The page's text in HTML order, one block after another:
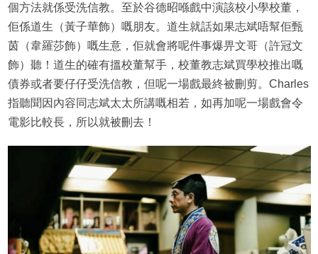
個方法就係受洗信教。至於谷德昭喺戲中演該校小學校董，
佢係道生（黃子華飾）嘅朋友。道生就話如果志斌唔幫佢甄
茵（韋羅莎飾）嘅生意，佢就會將呢件事爆畀文哥（許冠文
飾）聽！道生的確有搵校董幫手，校董教志斌買學校推出嘅
債券或者要仔仔受洗信教，但呢一場戲最終被刪剪。Charles
指聽聞因內容同志斌太太所講嘅相若，如再加呢一場戲會令
電影比較長，所以就被刪去！